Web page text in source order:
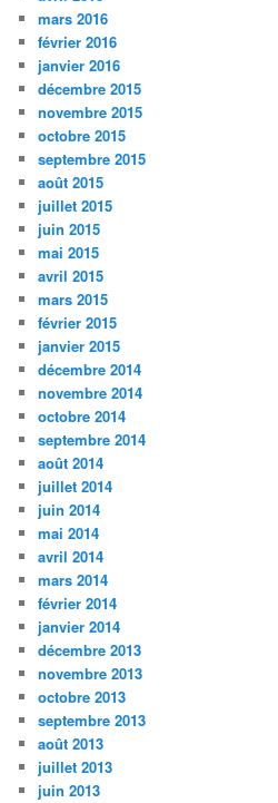
mars 2016
février 2016
janvier 2016
décembre 2015
novembre 2015
octobre 2015
septembre 2015
août 2015
juillet 2015
juin 2015
mai 2015
avril 2015
mars 2015
février 2015
janvier 2015
décembre 2014
novembre 2014
octobre 2014
septembre 2014
août 2014
juillet 2014
juin 2014
mai 2014
avril 2014
mars 2014
février 2014
janvier 2014
décembre 2013
novembre 2013
octobre 2013
septembre 2013
août 2013
juillet 2013
juin 2013